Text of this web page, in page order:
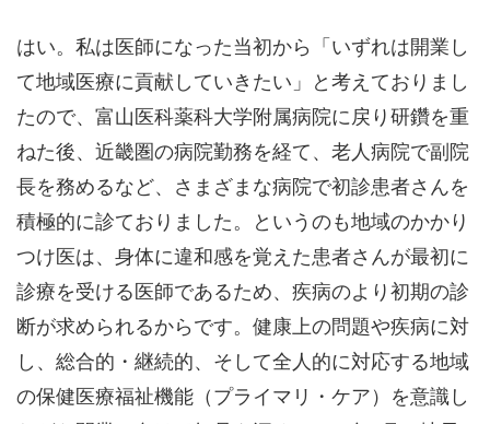
はい。私は医師になった当初から「いずれは開業し
て地域医療に貢献していきたい」と考えておりまし
たので、富山医科薬科大学附属病院に戻り研鑽を重
ねた後、近畿圏の病院勤務を経て、老人病院で副院
長を務めるなど、さまざまな病院で初診患者さんを
積極的に診ておりました。というのも地域のかかり
つけ医は、身体に違和感を覚えた患者さんが最初に
診療を受ける医師であるため、疾病のより初期の診
断が求められるからです。健康上の問題や疾病に対
し、総合的・継続的、そして全人的に対応する地域
の保健医療福祉機能（プライマリ・ケア）を意識し